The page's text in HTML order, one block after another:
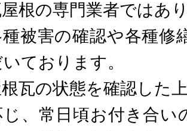
根の専門業者ではあ
被害の確認や各種修
ております。
瓦の状態を確認した
じ、常日頃お付き合い